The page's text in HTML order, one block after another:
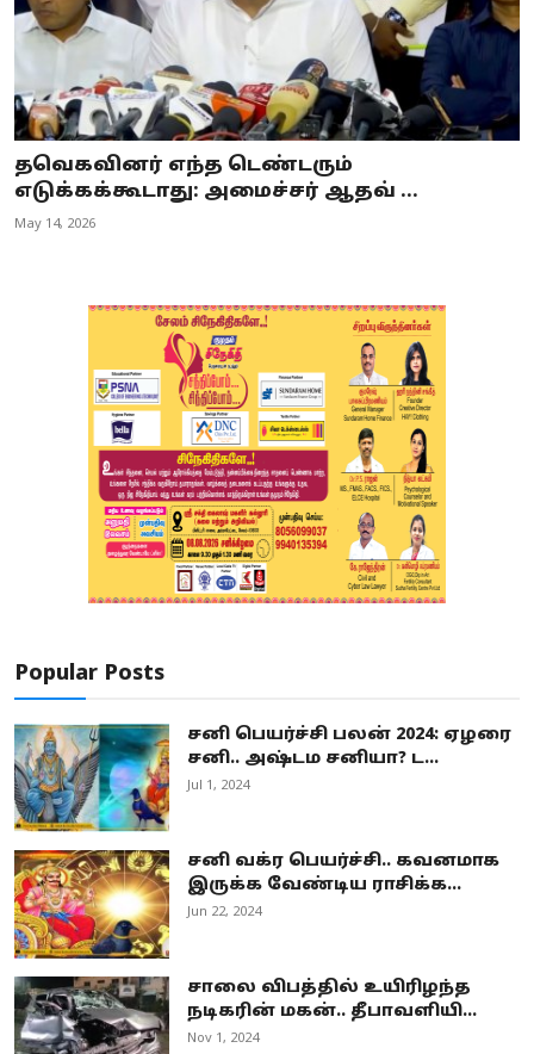
தவெகவினர் எந்த டெண்டரும்
எடுக்கக்கூடாது: அமைச்சர் ஆதவ் ...
May 14, 2026
Popular Posts
சனி பெயர்ச்சி பலன் 2024: ஏழரை
சனி.. அஷ்டம சனியா? ட...
Jul 1, 2024
சனி வக்ர பெயர்ச்சி.. கவனமாக
இருக்க வேண்டிய ராசிக்க...
Jun 22, 2024
சாலை விபத்தில் உயிரிழந்த
நடிகரின் மகன்.. தீபாவளியி...
Nov 1, 2024